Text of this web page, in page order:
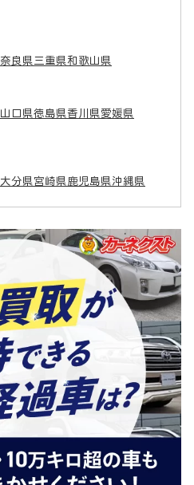
奈良県 三重県和歌山県
山口県徳島県香川県愛媛県
大分県宮崎県鹿児島県沖縄県